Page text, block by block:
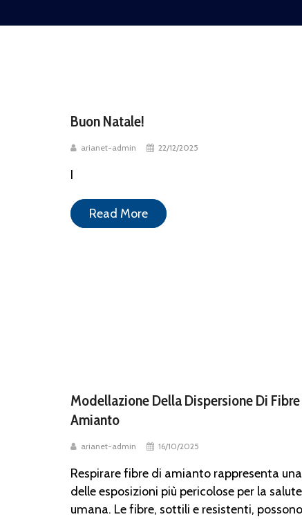
Buon Natale!
arianet-admin 22/12/2025
I
Read More
Modellazione Della Dispersione Di
Amianto
arianet-admin 16/10/2025
Respirare fibre di amianto rappresenta una
delle esposizioni più pericolose per la salute
umana. Le fibre, sottili e resistenti, possono